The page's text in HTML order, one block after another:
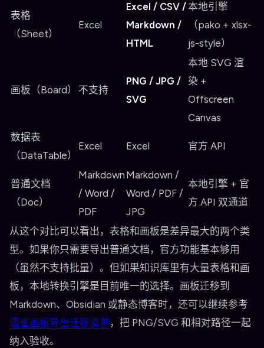
表格
（Sheet）
Excel
Excel / CSV /
Markdown /
HTML
本地引擎
（pako + xlsx-
js-style）
画板（Board） 不支持
PNG / JPG /
SVG
本地 SVG 渲
染 +
Offscreen
Canvas
数据表
（DataTable）
Excel Excel 官方 API
普通文档
（Doc）
Markdown
/ Word /
PDF
Markdown /
Word / PDF /
JPG
本地引擎 + 官
方 API 双通道
从这个对比可以看出，表格和画板是差异最大的两个类
型。如果你只需要导出普通文档，官方功能基本够用
（虽然不支持批量）。但如果知识库里有大量表格和画
板，本地转换引擎是目前唯一的选择。画板迁移到
Markdown、Obsidian 或静态博客时，还可以继续参考
语雀画板导出迁移清单 ，把 PNG/SVG 和相对路径一起
纳入验收。